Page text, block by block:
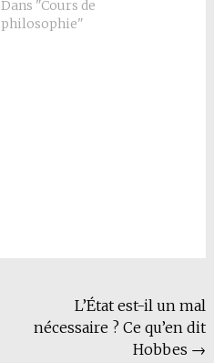
Dans "Cours de
philosophie"
L’État est-il un mal
nécessaire ? Ce qu’en dit
Hobbes →